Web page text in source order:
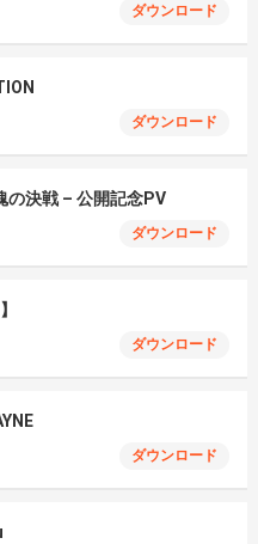
ダウンロード
ダウンロード
の決戦 – 公開記念PV
ダウンロード
ダウンロード
ダウンロード